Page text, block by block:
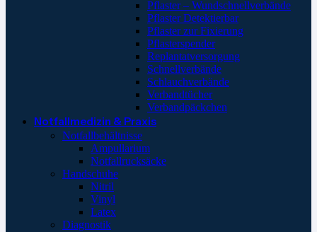
Pflaster – Wundschnellverbände
Pflaster Detektierbar
Pflaster zur Fixierung
Pflasterspender
Replantatversorgung
Schnellverbände
Schlauchverbände
Verbandtücher
Verbandpäckchen
Notfallmedizin & Praxis
Notfallbehältnisse
Ampullarium
Notfallrucksäcke
Handschuhe
Nitril
Vinyl
Latex
Diagnostik